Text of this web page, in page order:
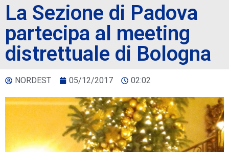
La Sezione di Padova
partecipa al meeting
distrettuale di Bologna
NORDEST 05/12/2017 02:02